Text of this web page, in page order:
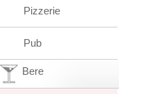
Pizzerie
Pub
Bere